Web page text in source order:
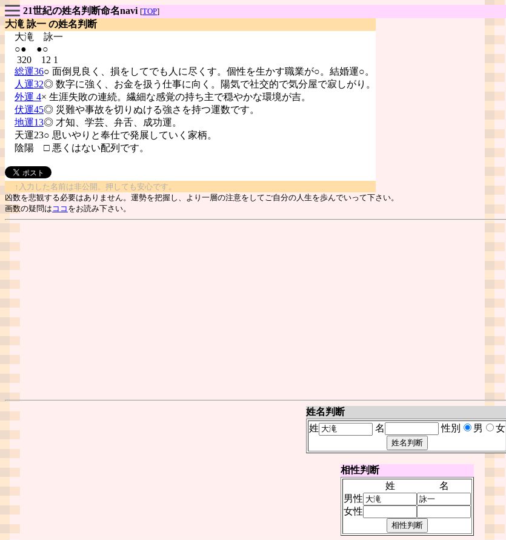
21世紀の姓名判断命名navi [TOP]
大滝 詠一 の姓名判断
大滝 詠一
○● ●○
320 12 1
総運36○ 面倒見良く、損をしてでも人に尽くす。個性を生かす職業が○。結婚運○。
人運32◎ 数字に強く、お金を扱う仕事に向く。陽気で社交的で気分屋で寂しがり。
外運 4× 生涯失敗の連続。繊細な感覚の持ち主で穏やかな環境が吉。
伏運45◎ 災難や事故を切りぬける強さを持つ運数です。
地運13◎ 才知、学芸、弁舌、成功運。
天運23○ 思いやりと奉仕で発展していく家柄。
陰陽 □ 悪くはない配列です。
↑入力した名前は非公開。押しても安心です。
凶数を悲観する必要はありません。運勢を把握し、より一層の注意をしてご自分の人生を歩んでいって下さい。
画数の疑問は ココ をお読み下さい。
姓名判断
姓
名 性別 男 女
相性判断
姓
名
男性
女性